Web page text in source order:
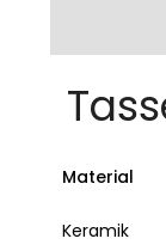
Material
Keramik